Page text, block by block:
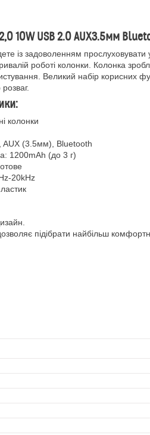
10W USB 2.0 AUX3.5мм
із задоволенням прослуховувати
роботі колонки. Колонка
Великий набір корисних
колонки
AUX (3.5мм), Bluetooth
1200mAh (до 3 г)
20kHz
підібрати найбільш